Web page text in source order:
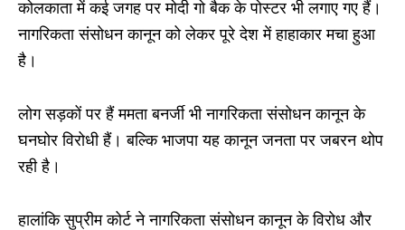
कोलकाता में कई जगह पर मोदी गो बैक के पोस्टर भी लगाए गए हैं।
नागरिकता संसोधन कानून को लेकर पूरे देश में हाहाकार मचा हुआ
है।
लोग सड़कों पर हैं ममता बनर्जी भी नागरिकता संसोधन कानून के
घनघोर विरोधी हैं। बल्कि भाजपा यह कानून जनता पर जबरन थोप
रही है।
हालांकि सुप्रीम कोर्ट ने नागरिकता संसोधन कानून के विरोध और